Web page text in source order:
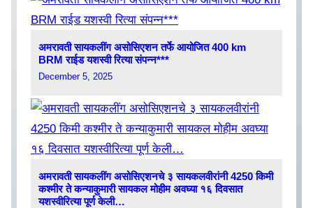
अमरावती सायकलींग असोसिएशन तर्फे आयोजित 400 km
BRM राईड यशस्वी रित्या संपन्न***
December 5, 2025
अमरावती सायकलींग असोसिएशनचे ३ सायकलवीरांनी 4250 किमी
कश्मीर ते कन्याकुमारी सायकल मोहीम अवघ्या १६ दिवसात
यशस्वीरित्या पूर्ण केली…